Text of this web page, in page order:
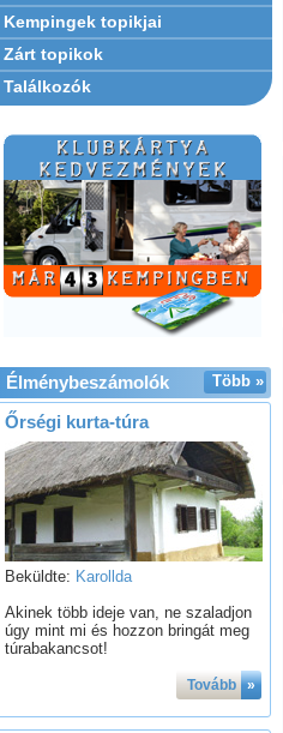
Kempingek topikjai
Zárt topikok
Találkozók
Több »
Élménybeszámolók
Őrségi kurta-túra
Beküldte: Karollda
Akinek több ideje van, ne szaladjon
úgy mint mi és hozzon bringát meg
túrabakancsot!
Tovább »